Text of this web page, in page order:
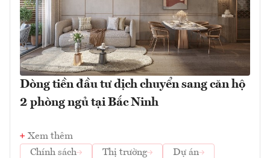
Dòng tiền đầu tư dịch chuyển sang căn hộ
2 phòng ngủ tại Bắc Ninh
Xem thêm
Chính sách
Thị trường
Dự án